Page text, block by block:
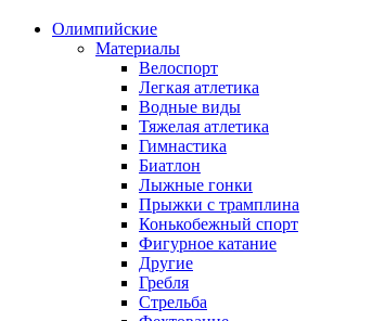
Олимпийские
Материалы
Велоспорт
Легкая атлетика
Водные виды
Тяжелая атлетика
Гимнастика
Биатлон
Лыжные гонки
Прыжки с трамплина
Конькобежный спорт
Фигурное катание
Другие
Гребля
Стрельба